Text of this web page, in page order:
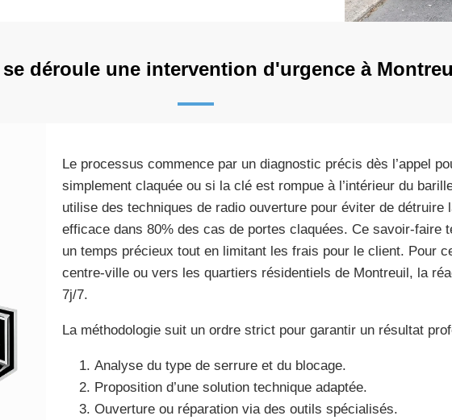
se déroule une intervention d'urgence à
Le processus commence par un diagnostic précis dès l’appel
simplement claquée ou si la clé est rompue à l’intérieur du
utilise des techniques de radio ouverture pour éviter de détruire
efficace dans 80% des cas de portes claquées. Ce savoir-faire
un temps précieux tout en limitant les frais pour le client. Pour
centre-ville ou vers les quartiers résidentiels de Montreuil, la
7j/7.
La méthodologie suit un ordre strict pour garantir un résultat
Analyse du type de serrure et du blocage.
Proposition d’une solution technique adaptée.
Ouverture ou réparation via des outils spécialisés.